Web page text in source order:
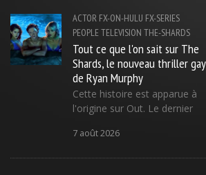
ACTOR FX-ON-HULU FX-SERIES
PEOPLETELEVISION THE-SHARDS
Tout ce que l'on sait sur The
Shards, le nouveau thriller gay
de Ryan Murphy
Cette histoire est apparue à
l'origine sur Out. Le dernier
7 août 2026